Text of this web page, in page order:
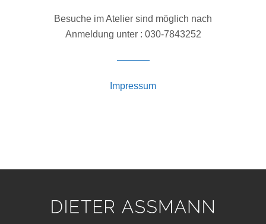
Besuche im Atelier sind möglich nach
Anmeldung unter : 030-7843252
Impressum